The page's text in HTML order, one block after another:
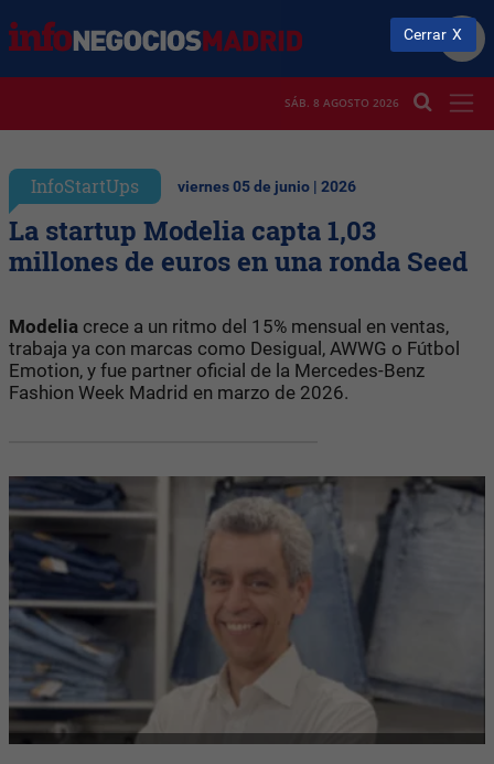
SÁB. 8 AGOSTO 2026
InfoStartUps viernes 05 de junio | 2026
La startup Modelia capta 1,03
millones de euros en una ronda Seed
Modelia crece a un ritmo del 15% mensual en ventas,
trabaja ya con marcas como Desigual, AWWG o Fútbol
Emotion, y fue partner oficial de la Mercedes-Benz
Fashion Week Madrid en marzo de 2026.
Cerrar